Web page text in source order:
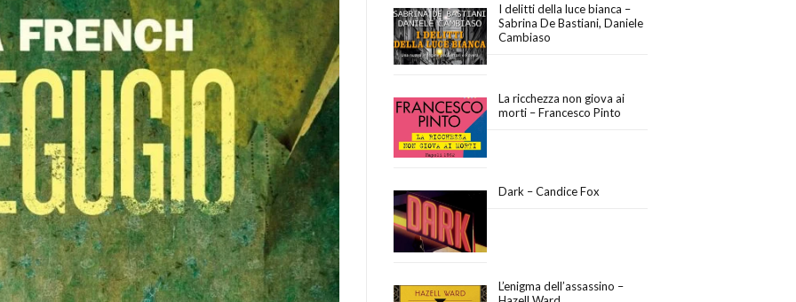
I delitti della luce bianca –
Sabrina De Bastiani, Daniele
Cambiaso
La ricchezza non giova ai
morti – Francesco Pinto
Dark – Candice Fox
L’enigma dell’assassino –